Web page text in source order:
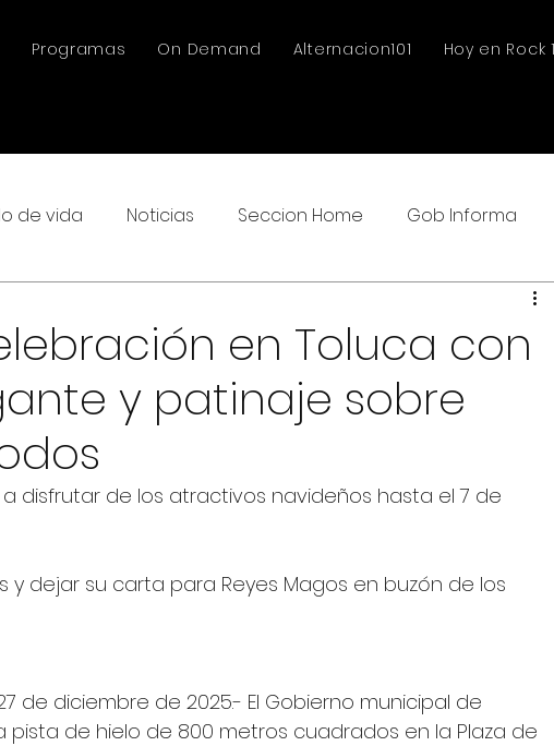
Programas On Demand Alternacion101 Hoy en Rock
de vida Noticias Seccion Home Gob Informa
en Toluca con
y patinaje sobre
de diciembre de 2025.- El Gobierno municipal de
de hielo de 800 metros cuadrados en la Plaza de